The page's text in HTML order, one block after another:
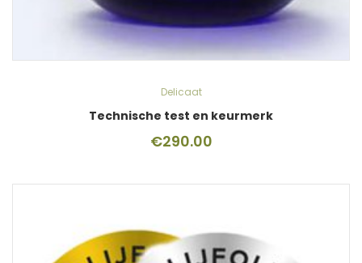
Delicaat
Technische test en keurmerk
€290.00